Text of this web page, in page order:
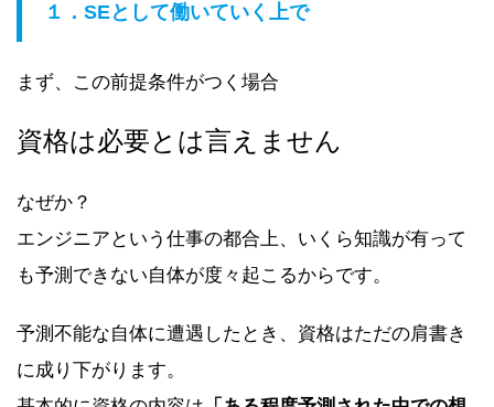
１．SEとして働いていく上で
まず、この前提条件がつく場合
資格は必要とは言えません
なぜか？
エンジニアという仕事の都合上、いくら知識が有って
も予測できない自体が度々起こるからです。
予測不能な自体に遭遇したとき、資格はただの肩書き
に成り下がります。